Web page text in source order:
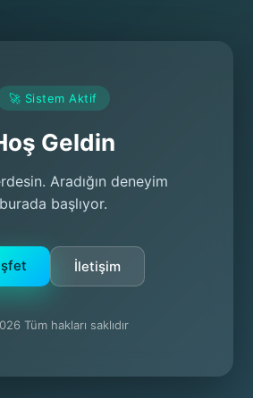
🚀 Sistem Aktif
Geldin
Aradığın deneyim
burada başlıyor.
İletişim
Tüm hakları saklıdır